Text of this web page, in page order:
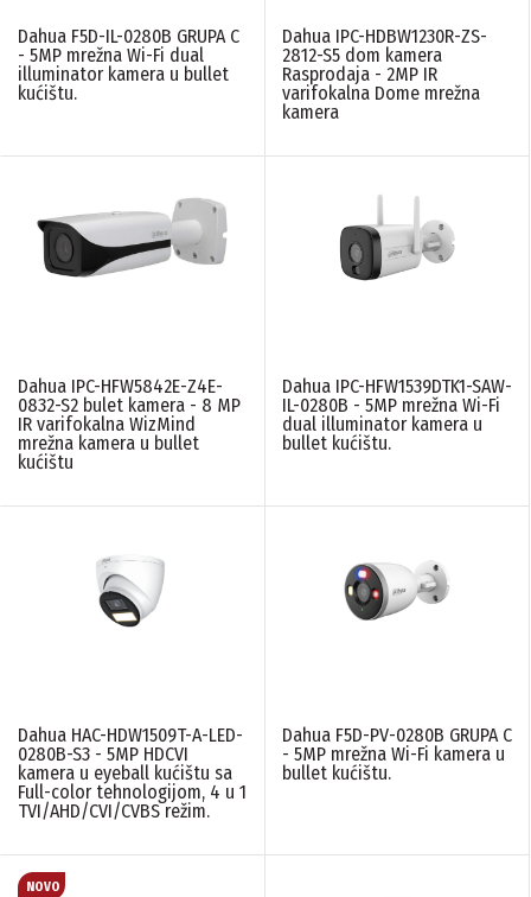
Dahua F5D-IL-0280B GRUPA C
- 5MP mrežna Wi-Fi dual
illuminator kamera u bullet
kućištu.
Dahua IPC-HDBW1230R-ZS-
2812-S5 dom kamera
Rasprodaja - 2MP IR
varifokalna Dome mrežna
kamera
Dahua IPC-HFW5842E-Z4E-
0832-S2 bulet kamera - 8 MP
IR varifokalna WizMind
mrežna kamera u bullet
kućištu
Dahua IPC-HFW1539DTK1-SAW-
IL-0280B - 5MP mrežna Wi-Fi
dual illuminator kamera u
bullet kućištu.
Dahua HAC-HDW1509T-A-LED-
0280B-S3 - 5MP HDCVI
kamera u eyeball kućištu sa
Full-color tehnologijom, 4 u 1
TVI/AHD/CVI/CVBS režim.
Dahua F5D-PV-0280B GRUPA C
- 5MP mrežna Wi-Fi kamera u
bullet kućištu.